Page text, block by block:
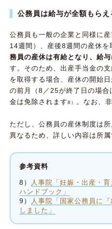
公務員は給与が全額もらえ
公務員も一般の企業と同様に
14週間）、産後8週間の産休を
務員の産休は有給となり、給
す。そのため、出産手当金の
を取得する場合、産休の開始
の前月（8／25が終了日の場
金は免除されます8） 。なお、
ただし、公務員の産休制度は
異なるため、詳しい内容は所
参考資料
8）
人事院「妊娠・出産・
ハンドブック」
9）
人事院「国家公務員に
しました」